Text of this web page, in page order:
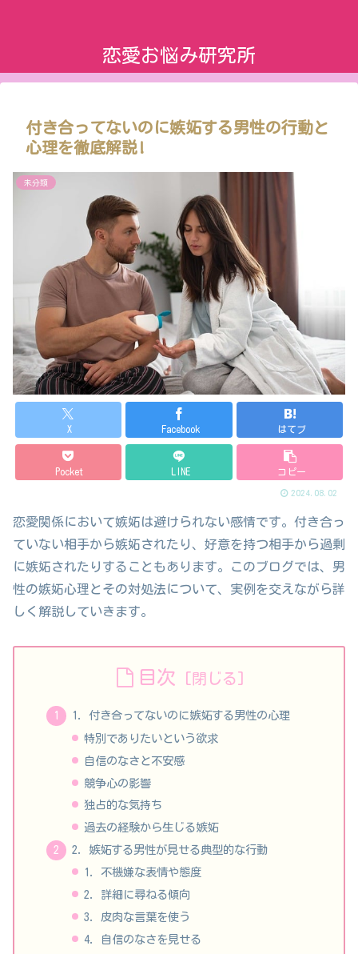
恋愛お悩み研究所
付き合ってないのに嫉妬する男性の行動と
心理を徹底解説!
未分類
X Facebook はてブ
Pocket LINE コピー
2024.08.02
恋愛関係において嫉妬は避けられない感情です。付き合っ
ていない相手から嫉妬されたり、好意を持つ相手から過剰
に嫉妬されたりすることもあります。このブログでは、男
性の嫉妬心理とその対処法について、実例を交えながら詳
しく解説していきます。
目次
1. 付き合ってないのに嫉妬する男性の心理
特別でありたいという欲求
自信のなさと不安感
競争心の影響
独占的な気持ち
過去の経験から生じる嫉妬
2. 嫉妬する男性が見せる典型的な行動
1. 不機嫌な表情や態度
2. 詳細に尋ねる傾向
3. 皮肉な言葉を使う
4. 自信のなさを見せる